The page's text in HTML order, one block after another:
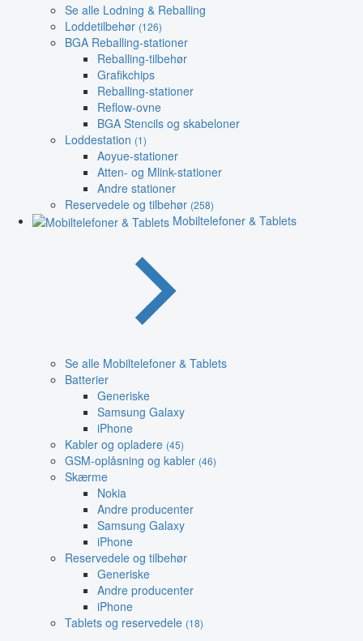
Se alle Lodning & Reballing
Loddetilbehør (126)
BGA Reballing-stationer
Reballing-tilbehør
Grafikchips
Reballing-stationer
Reflow-ovne
BGA Stencils og skabeloner
Loddestation (1)
Aoyue-stationer
Atten- og Mlink-stationer
Andre stationer
Reservedele og tilbehør (258)
Mobiltelefoner & Tablets
Se alle Mobiltelefoner & Tablets
Batterier
Generiske
Samsung Galaxy
iPhone
Kabler og opladere (45)
GSM-oplåsning og kabler (46)
Skærme
Nokia
Andre producenter
Samsung Galaxy
iPhone
Reservedele og tilbehør
Generiske
Andre producenter
iPhone
Tablets og reservedele (18)